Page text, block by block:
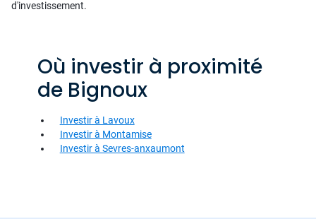
d'investissement.
Où investir à proximité
de Bignoux
Investir à Lavoux
Investir à Montamise
Investir à Sevres-anxaumont